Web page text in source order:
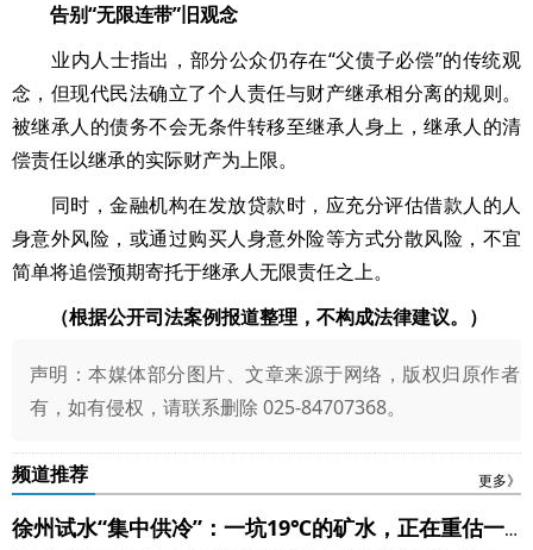
告别“无限连带”旧观念
业内人士指出，部分公众仍存在“父债子必偿”的传统观
念，但现代民法确立了个人责任与财产继承相分离的规则。
被继承人的债务不会无条件转移至继承人身上，继承人的清
偿责任以继承的实际财产为上限。
同时，金融机构在发放贷款时，应充分评估借款人的人
身意外风险，或通过购买人身意外险等方式分散风险，不宜
简单将追偿预期寄托于继承人无限责任之上。
（根据公开司法案例报道整理，不构成法律建议。）
声明：本媒体部分图片、文章来源于网络，版权归原作者
有，如有侵权，请联系删除 025-84707368。
频道推荐 更多》
徐州试水“集中供冷”：一坑19℃的矿水，正在重估一